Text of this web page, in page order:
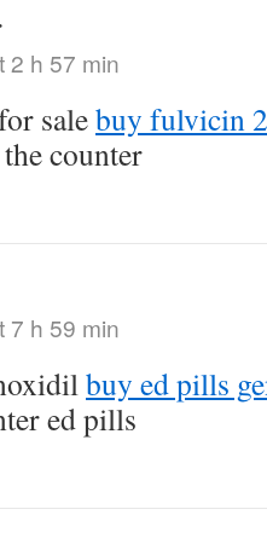
2 h 57 min
salebuy fulvicin
counter
7 h 59 min
buy ed pills
ed pills